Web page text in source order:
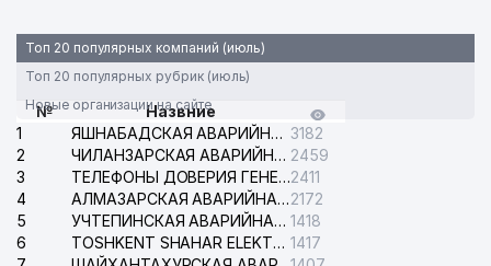
Топ 20 популярных компаний (июль)
Топ 20 популярных рубрик (июль)
Новые организации на сайте
№
Назвние
1
ЯШНАБАДСКАЯ АВАРИЙНАЯ СЛУЖБА ЭЛЕКТРОСЕТИ 3182
2
ЧИЛАНЗАРСКАЯ АВАРИЙНАЯ СЛУЖБА ЭЛЕКТРОСЕТИ 2459
3
ТЕЛЕФОНЫ ДОВЕРИЯ ГЕНЕРАЛЬНОЙ ПРОКУРАТУРЫ РЕСПУБЛИКИ УЗБЕКИСТАН2411
4
АЛМАЗАРСКАЯ АВАРИЙНАЯ СЛУЖБА ЭЛЕКТРОСЕТИ2172
5
УЧТЕПИНСКАЯ АВАРИЙНАЯ СЛУЖБА ЭЛЕКТРОСЕТИ 1418
6
TOSHKENT SHAHAR ELEKTR TARMOQLARI KORXONASI АО 1417